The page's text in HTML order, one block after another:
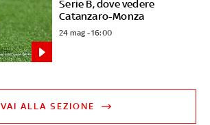
Serie B, dove vedere
Catanzaro-Monza
24 mag - 16:00
VAI ALLA SEZIONE